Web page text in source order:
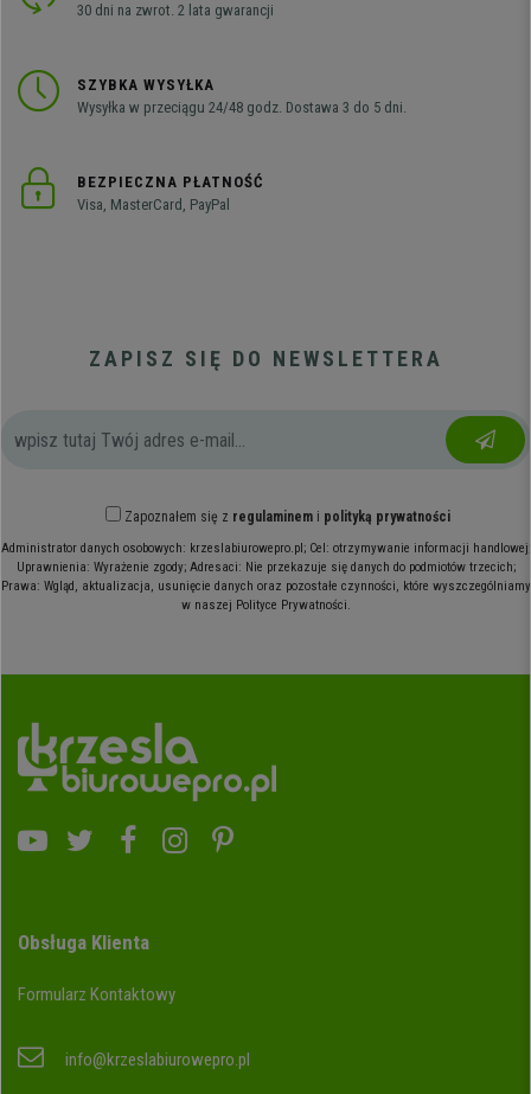
30 dni na zwrot. 2 lata gwarancji
SZYBKA WYSYŁKA
Wysyłka w przeciągu 24/48 godz. Dostawa 3 do 5 dni.
BEZPIECZNA PŁATNOŚĆ
Visa, MasterCard, PayPal
ZAPISZ SIĘ DO NEWSLETTERA
Zapoznałem się z regulaminemi polityką prywatności
Administrator danych osobowych: krzeslabiurowepro.pl; Cel: otrzymywanie informacji handlowej;
Uprawnienia: Wyrażenie zgody; Adresaci: Nie przekazuje się danych do podmiotów trzecich;
Prawa: Wgląd, aktualizacja, usunięcie danych oraz pozostałe czynności, które wyszczególniamy
w naszej Polityce Prywatności.
Obsługa Klienta
Formularz Kontaktowy
info@krzeslabiurowepro.pl